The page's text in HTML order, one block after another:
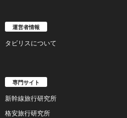
運営者情報
タビリスについて
専門サイト
新幹線旅行研究所
格安旅行研究所